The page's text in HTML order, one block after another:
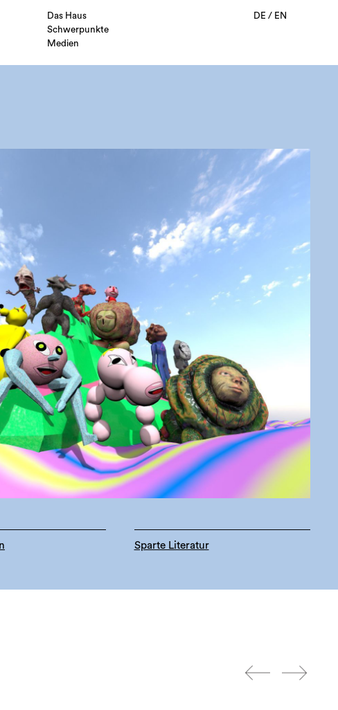
Das Haus
Schwerpunkte
Medien
DE/ EN
Sparte Literatur